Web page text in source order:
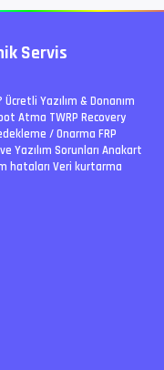
Servis
Ücretli Yazılım & Donanım
Atma TWRP Recovery
/ Onarma FRP
Yazılım Sorunları Anakart
hataları Veri kurtarma